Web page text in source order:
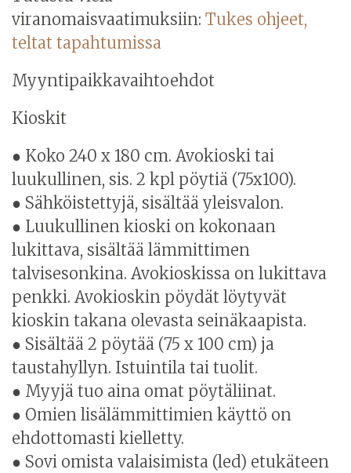
viranomaisvaatimuksiin: Tukes ohjeet,
teltat tapahtumissa
Myyntipaikkavaihtoehdot
Kioskit
● Koko 240 x 180 cm. Avokioski tai
luukullinen, sis. 2 kpl pöytiä (75x100).
● Sähköistettyjä, sisältää yleisvalon.
● Luukullinen kioski on kokonaan
lukittava, sisältää lämmittimen
talvisesonkina. Avokioskissa on lukittava
penkki. Avokioskin pöydät löytyvät
kioskin takana olevasta seinäkaapista.
● Sisältää 2 pöytää (75 x 100 cm) ja
taustahyllyn. Istuintila tai tuolit.
● Myyjä tuo aina omat pöytäliinat.
● Omien lisälämmittimien käyttö on
ehdottomasti kielletty.
● Sovi omista valaisimista (led) etukäteen